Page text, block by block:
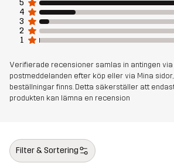
5
4
3
2
1
Verifierade recensioner samlas in antingen
postmeddelanden efter köp eller via Mina
beställningar finns. Detta säkerställer att
produkten kan lämna en recension
Filter & Sortering